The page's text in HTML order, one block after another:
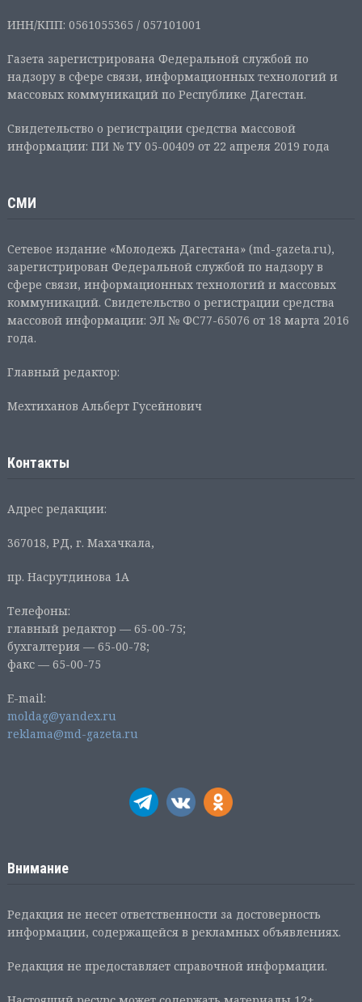
ИНН/КПП: 0561055365 / 057101001
Газета зарегистрирована Федеральной службой по
надзору в сфере связи, информационных технологий и
массовых коммуникаций по Республике Дагестан.
Свидетельство о регистрации средства массовой
информации: ПИ № ТУ 05-00409 от 22 апреля 2019 года
СМИ
Сетевое издание «Молодежь Дагестана» (md-gazeta.ru),
зарегистрирован Федеральной службой по надзору в
сфере связи, информационных технологий и массовых
коммуникаций. Свидетельство о регистрации средства
массовой информации: ЭЛ № ФС77-65076 от 18 марта 2016
года.
Главный редактор:
Мехтиханов Альберт Гусейнович
Контакты
Адрес редакции:
367018, РД, г. Махачкала,
пр. Насрутдинова 1А
Телефоны:
главный редактор — 65-00-75;
бухгалтерия — 65-00-78;
факс — 65-00-75
E-mail:
moldag@yandex.ru
reklama@md-gazeta.ru
Внимание
Редакция не несет ответственности за достоверность
информации, содержащейся в рекламных объявлениях.
Редакция не предоставляет справочной информации.